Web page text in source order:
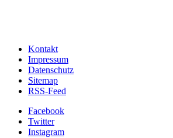
Kontakt
Impressum
Datenschutz
Sitemap
RSS-Feed
Facebook
Twitter
Instagram